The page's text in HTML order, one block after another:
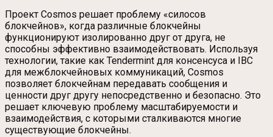
Проект Cosmos решает проблему «силосов
блокчейнов», когда различные блокчейны
функционируют изолированно друг от друга, не
способны эффективно взаимодействовать. Используя
технологии, такие как Tendermint для консенсуса и IBC
для межблокчейновых коммуникаций, Cosmos
позволяет блокчейнам передавать сообщения и
ценности друг другу непосредственно и безопасно. Это
решает ключевую проблему масштабируемости и
взаимодействия, с которыми сталкиваются многие
существующие блокчейны.